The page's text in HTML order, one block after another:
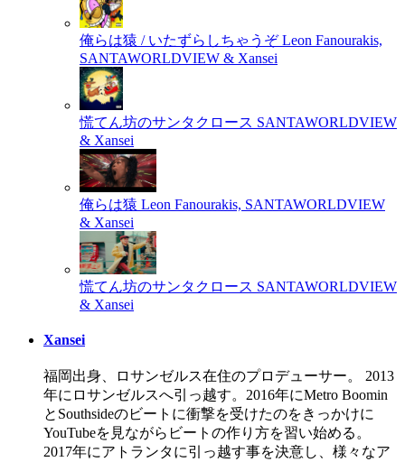
俺らは猿 / いたずらしちゃうぞ Leon Fanourakis,
SANTAWORLDVIEW & Xansei
慌てん坊のサンタクロース SANTAWORLDVIEW
& Xansei
俺らは猿 Leon Fanourakis, SANTAWORLDVIEW
& Xansei
慌てん坊のサンタクロース SANTAWORLDVIEW
& Xansei
Xansei
福岡出身、ロサンゼルス在住のプロデューサー。 2013
年にロサンゼルスへ引っ越す。2016年にMetro Boomin
とSouthsideのビートに衝撃を受けたのをきっかけに
YouTubeを見ながらビートの作り方を習い始める。
2017年にアトランタに引っ越す事を決意し、様々なア